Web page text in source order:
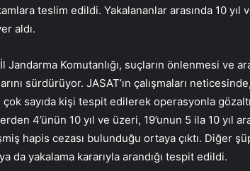
teslim edildi. Yakalananlar arasında 10
aldı.
Jandarma Komutanlığı, suçların önlenmesi ve
sürdürüyor. JASAT’ın çalışmaları
sayıda kişi tespit edilerek operasyonla
4’ünün 10 yıl ve üzeri, 19’unun 5 ila 10 yıl
hapis cezası bulunduğu ortaya çıktı. Diğer
da yakalama kararıyla arandığı tespit edildi.